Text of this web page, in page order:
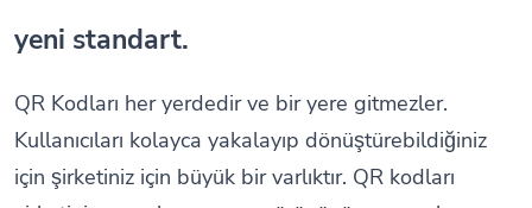
yeni standart.
QR Kodları her yerdedir ve bir yere gitmezler.
Kullanıcıları kolayca yakalayıp dönüştürebildiğiniz
için şirketiniz için büyük bir varlıktır. QR kodları